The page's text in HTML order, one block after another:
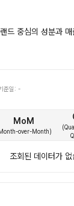
드 중심의 성분과
준일: -
MoM
over-Month)
(
조회된 데이터가 없